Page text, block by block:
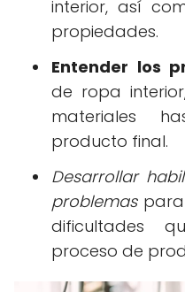
interior, así
propiedades.
Entender los
de ropa
materiales
producto final.
Desarrollar
problemaspara
dificultades
proceso de